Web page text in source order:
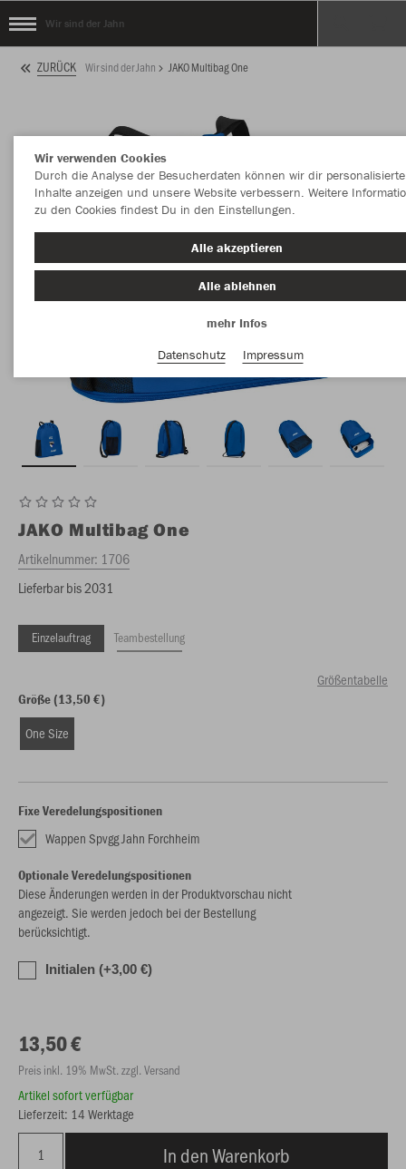
Wir sind der Jahn
ZURÜCK Wir sind der Jahn JAKO Multibag One
JAKO Multibag One
Artikelnummer: 1706
Lieferbar bis 2031
Einzelauftrag Teambestellung
Größentabelle
Größe (13,50 €)
One Size
Fixe Veredelungspositionen
Wappen Spvgg Jahn Forchheim
Optionale Veredelungspositionen
Diese Änderungen werden in der Produktvorschau nicht
angezeigt. Sie werden jedoch bei der Bestellung
berücksichtigt.
Initialen (+3,00 €)
13,50 €
Preis inkl. 19% MwSt. zzgl. Versand
Artikel sofort verfügbar
Lieferzeit: 14 Werktage
In den Warenkorb
Wir verwenden Cookies
Durch die Analyse der Besucherdaten können wir dir personalisierte
Inhalte anzeigen und unsere Website verbessern. Weitere
zu den Cookies findest Du in den Einstellungen.
Alle akzeptieren
Alle ablehnen
mehr Infos
Datenschutz
Impressum